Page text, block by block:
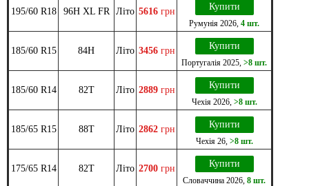
195/60 R18 96H XL FR Літо 5616 грн Купити
Румунія 2026 4 шт.
185/60 R15 84H Літо 3456 грн Купити
Португалія 2025 >8 шт.
185/60 R14 82T Літо 2889 грн Купити
Чехія2026, >8 шт.
185/65 R15 88T Літо 2862 грн Купити
Чехія26, >8 шт.
175/65 R14 82T Літо 2700 грн Купити
Словаччина 2026 8 шт.